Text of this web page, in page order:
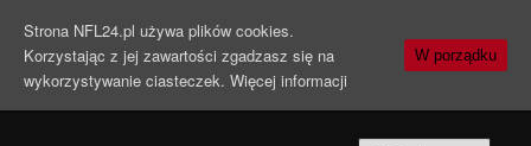
Strona NFL24.pl używa plików cookies.
Korzystając z jej zawartości zgadzasz się na
wykorzystywanie ciasteczek. Więcej informacji
W porządku